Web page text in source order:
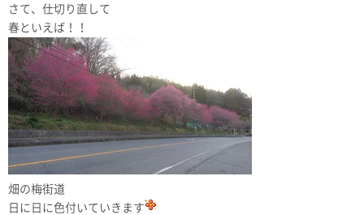
さて、仕切り直して
春といえば！！
畑の梅街道
日に日に色付いていきます